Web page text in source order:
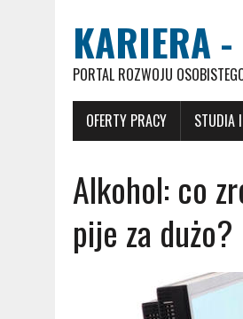
KARIERA -
PORTAL ROZWOJU
OFERTY PRACY STUDIA
Alkohol: co
pije za dużo?